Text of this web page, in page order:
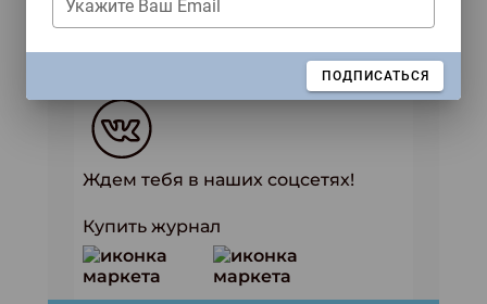
развитие гражданского общества,
предоставленного Фондом
президентских грантов.
Ждем тебя в наших соцсетях!
Купить журнал
Укажите Ваш Email
ПОДПИСАТЬСЯ